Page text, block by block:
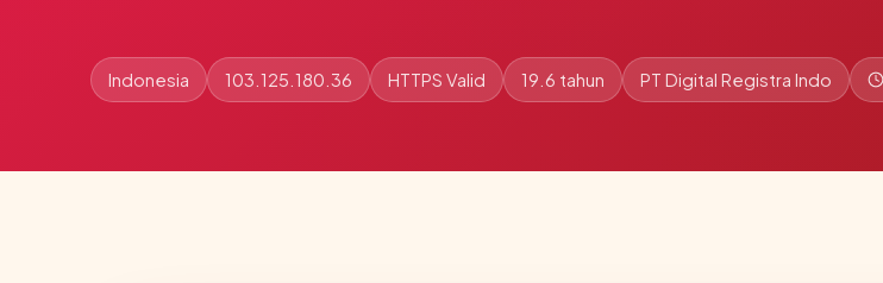
Indonesia 103.125.180.36 HTTPS Valid 19.6 tahun PT Digital Registra Indo